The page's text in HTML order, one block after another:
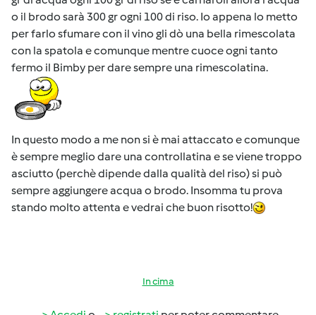
o il brodo sarà 300 gr ogni 100 di riso. Io appena lo metto
per farlo sfumare con il vino gli dò una bella rimescolata
con la spatola e comunque mentre cuoce ogni tanto
fermo il Bimby per dare sempre una rimescolatina.
In questo modo a me non si è mai attaccato e comunque
è sempre meglio dare una controllatina e se viene troppo
asciutto (perchè dipende dalla qualità del riso) si può
sempre aggiungere acqua o brodo. Insomma tu prova
stando molto attenta e vedrai che buon risotto!
In cima